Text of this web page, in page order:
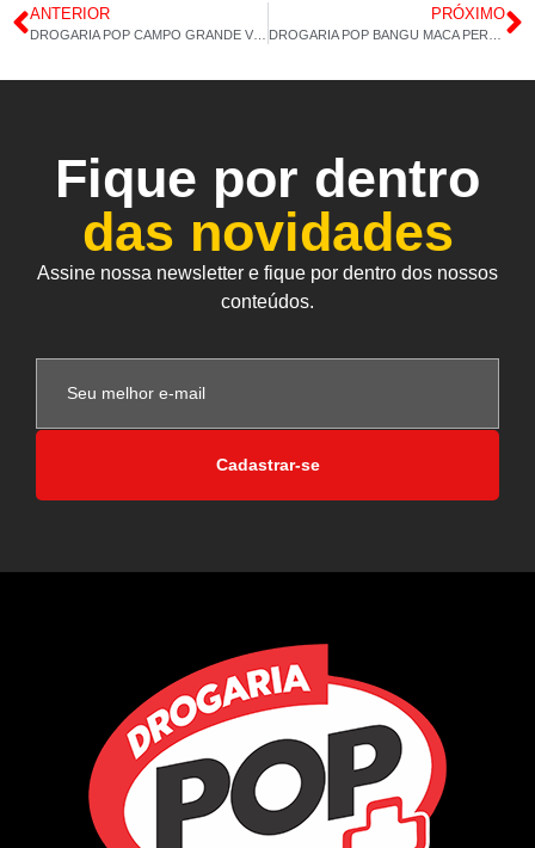
ANTERIOR PRÓXIMO
Fique por dentro
das novidades
Assine nossa newsletter e fique por dentro dos nossos
conteúdos.
Cadastrar-se